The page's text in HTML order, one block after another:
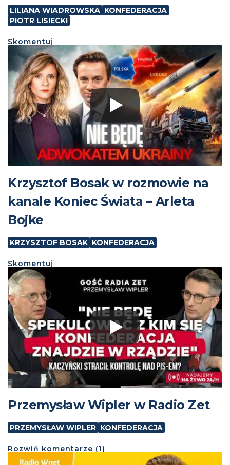
LILIANA WIADROWSKA KONFEDERACJA
PIOTR LISIECKI
Skomentuj
Krzysztof Bosak w rozmowie na
kanale Koniec Świata – Arleta
Bojke
KRZYSZTOF BOSAK KONFEDERACJA
Skomentuj
Przemysław Wipler w Radio Zet
PRZEMYSŁAW WIPLER KONFEDERACJA
Rozwiń komentarze (1)